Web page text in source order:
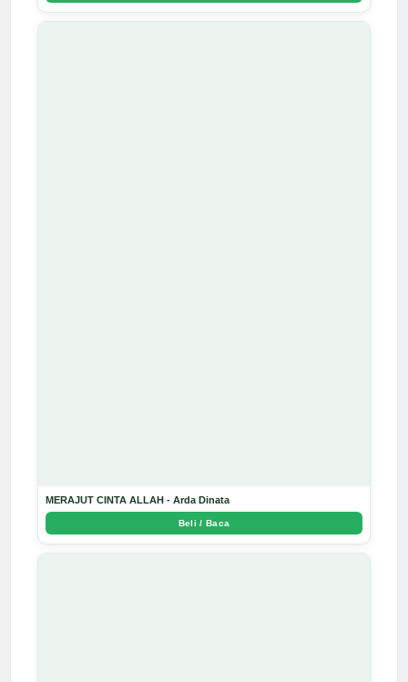
MERAJUT CINTA ALLAH - Arda Dinata
Beli / Baca